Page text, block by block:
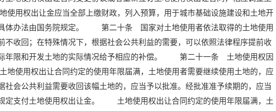
权出让金应当全部上缴财政，列入预算，用于城市基础设施建设和土地开
体办法由国务院规定。 第二十条 国家对土地使用者依法取得的土地使用
不收回；在特殊情况下，根据社会公共利益的需要，可以依照法律程序提前收
际年限和开发土地的实际情况给予相应的补偿。 第二十一条 土地使用权因
用权出让合同约定的使用年限届满，土地使用者需要继续使用土地的，应
社会公共利益需要收回该幅土地的，应当予以批准。经批准准予续期的，应当
定支付土地使用权出让金。 土地使用权出让合同约定的使用年限届满，土